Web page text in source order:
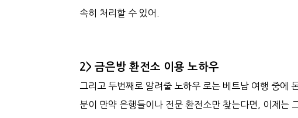
속히 처리할 수 있어.
2> 금은방 환전소 이용 노하우
그리고 두번째로 알려줄 노하우 로는 베트남 여행 중에
분이 만약 은행들이나 전문 환전소만 찾는다면, 이제는